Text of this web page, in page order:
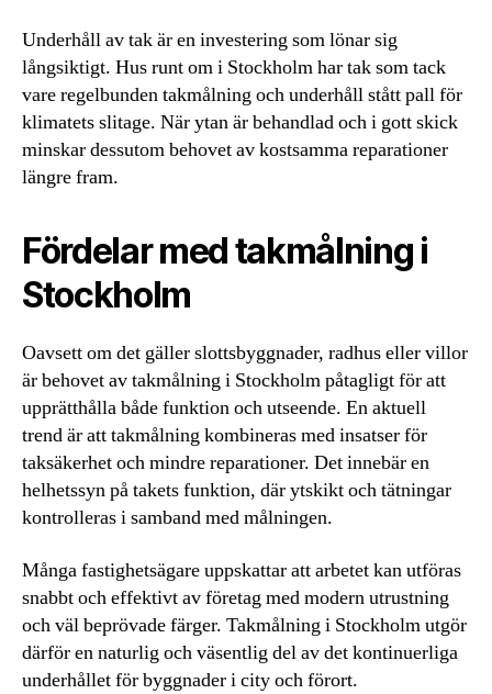
Underhåll av tak är en investering som lönar sig
långsiktigt. Hus runt om i Stockholm har tak som tack
vare regelbunden takmålning och underhåll stått pall för
klimatets slitage. När ytan är behandlad och i gott skick
minskar dessutom behovet av kostsamma reparationer
längre fram.
Fördelar med takmålning i
Stockholm
Oavsett om det gäller slottsbyggnader, radhus eller villor
är behovet av takmålning i Stockholm påtagligt för att
upprätthålla både funktion och utseende. En aktuell
trend är att takmålning kombineras med insatser för
taksäkerhet och mindre reparationer. Det innebär en
helhetssyn på takets funktion, där ytskikt och tätningar
kontrolleras i samband med målningen.
Många fastighetsägare uppskattar att arbetet kan utföras
snabbt och effektivt av företag med modern utrustning
och väl beprövade färger. Takmålning i Stockholm utgör
därför en naturlig och väsentlig del av det kontinuerliga
underhållet för byggnader i city och förort.